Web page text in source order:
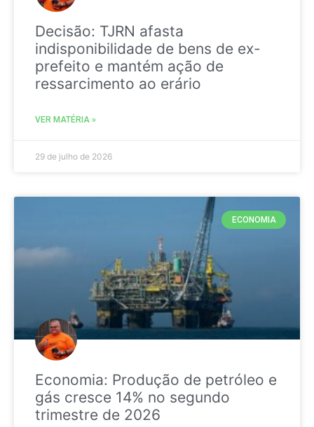
Decisão: TJRN afasta
indisponibilidade de bens de ex-
prefeito e mantém ação de
ressarcimento ao erário
VER MATÉRIA »
29 de julho de 2026
ECONOMIA
Economia: Produção de petróleo e
gás cresce 14% no segundo
trimestre de 2026